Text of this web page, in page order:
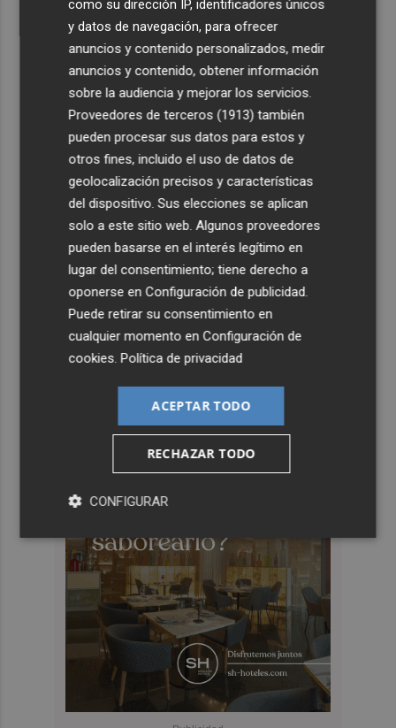
como su dirección IP, identificadores únicos
y datos de navegación, para ofrecer
anuncios y contenido personalizados, medir
anuncios y contenido, obtener información
sobre la audiencia y mejorar los servicios.
Proveedores de terceros (1913) también
pueden procesar sus datos para estos y
otros fines, incluido el uso de datos de
geolocalización precisos y características
del dispositivo. Sus elecciones se aplican
solo a este sitio web. Algunos proveedores
pueden basarse en el interés legítimo en
lugar del consentimiento; tiene derecho a
oponerse enConfiguración de publicidad
Puede retirar su consentimiento en
cualquier momento enConfiguración de
cookies .Política de privacidad
ACEPTAR TODO
RECHAZAR TODO
CONFIGURAR